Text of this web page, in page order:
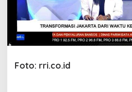
B
e
l
u
m
Foto: rri.co.id